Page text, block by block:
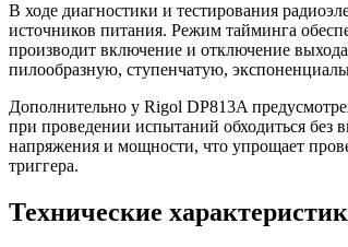
В ходе диагностики и тестирования
источников питания. Режим тайминга
производит включение и отключение
пилообразную, ступенчатую,
Дополнительно у Rigol DP813A
при проведении испытаний обходиться без
напряжения и мощности, что упрощает
триггера.
Технические